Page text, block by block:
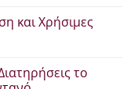
και Χρήσιμες
το